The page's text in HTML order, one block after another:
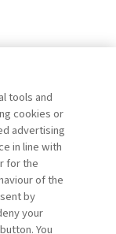
tools and
cookies or
advertising
in line with
for the
of the
by
your
You